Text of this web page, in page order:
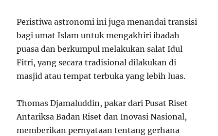
Peristiwa astronomi ini juga menandai transisi
bagi umat Islam untuk mengakhiri ibadah
puasa dan berkumpul melakukan salat Idul
Fitri, yang secara tradisional dilakukan di
masjid atau tempat terbuka yang lebih luas.
Thomas Djamaluddin, pakar dari Pusat Riset
Antariksa Badan Riset dan Inovasi Nasional,
memberikan pernyataan tentang gerhana